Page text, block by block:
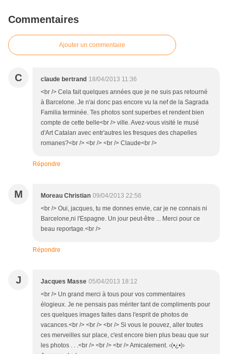
Commentaires
Ajouter un commentaire
C claude bertrand 18/04/2013 11:36
<br /> Cela fait quelques années que je ne suis pas retourné
à Barcelone. Je n'ai donc pas encore vu la nef de la Sagrada
Familia terminée. Tes photos sont superbes et rendent bien
compte de cette belle<br /> ville. Avez-vous visité le musé
d'Art Catalan avec entr'autres les fresques des chapelles
romanes?<br /> <br /> <br /> Claude<br />
Répondre
M Moreau Christian 09/04/2013 22:56
<br /> Oui, jacques, tu me donnes envie, car je ne connais ni
Barcelone,ni l'Espagne. Un jour peut-être ... Merci pour ce
beau reportage.<br />
Répondre
J Jacques Masse 05/04/2013 18:12
<br /> Un grand merci à tous pour vos commentaires
élogieux. Je ne pensais pas mériter tant de compliments pour
ces quelques images faites dans l'esprit de photos de
vacances.<br /> <br /> <br /> Si vous le pouvez, aller toutes
ces merveilles sur place, c'est encore bien plus beau que sur
les photos . . .<br /> <br /> <br /> Amicalement. ‹(•¿•)›